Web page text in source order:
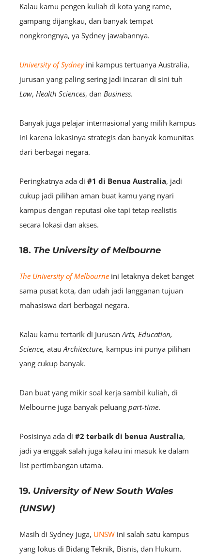
Kalau kamu pengen kuliah di kota yang rame,
gampang dijangkau, dan banyak tempat
nongkrongnya, ya Sydney jawabannya.
University of Sydneyini kampus tertuanya Australia,
jurusan yang paling sering jadi incaran di sini tuh
Law, Health Sciences, dan Business.
Banyak juga pelajar internasional yang milih kampus
ini karena lokasinya strategis dan banyak komunitas
dari berbagai negara.
Peringkatnya ada di #1 di Benua Australia, jadi
cukup jadi pilihan aman buat kamu yang nyari
kampus dengan reputasi oke tapi tetap realistis
secara lokasi dan akses.
18. The University of Melbourne
The University of Melbourne ini letaknya deket banget
sama pusat kota, dan udah jadi langganan tujuan
mahasiswa dari berbagai negara.
Kalau kamu tertarik di Jurusan Arts, Education,
Science, atau Architecture, kampus ini punya pilihan
yang cukup banyak.
Dan buat yang mikir soal kerja sambil kuliah, di
Melbourne juga banyak peluang part-time.
Posisinya ada di #2 terbaik di benua Australia,
jadi ya enggak salah juga kalau ini masuk ke dalam
list pertimbangan utama.
19. University of New South Wales
(UNSW)
Masih di Sydney juga, UNSW ini salah satu kampus
yang fokus di Bidang Teknik, Bisnis, dan Hukum.